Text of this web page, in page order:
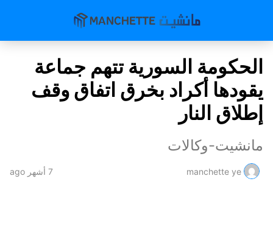
الحكومة السورية تتهم جماعة
يقودها أكراد بخرق اتفاق وقف
إطلاق النار
مانشيت-وكالات
manchette ye 7 أشهر ago